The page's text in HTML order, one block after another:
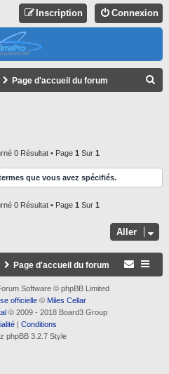
Connexion
Inscription
Page d'accueil du forum
R
C
E
R
0 Résultat • Page 1 Sur 1
que vous avez spécifiés.
0 Résultat • Page 1 Sur 1
Aller
Page d'accueil du forum
Software © phpBB Limited
officielle© Miles Cellar
© 2009 - 2018 Board3 Group
| Conditions
phpBB 3.2.7 Style